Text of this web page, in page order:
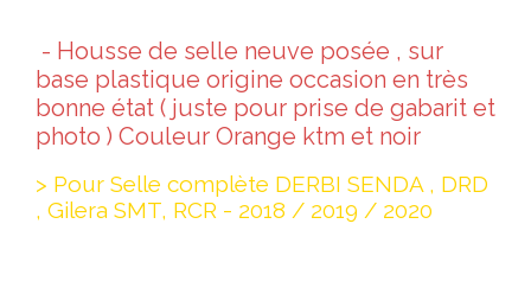
- Housse de selle neuve posée , sur
base plastique origine occasion en très
bonne état ( juste pour prise de gabarit et
photo ) Couleur Orange ktm et noir
> Pour Selle complète DERBI SENDA , DRD
, Gilera SMT, RCR - 2018 / 2019 / 2020